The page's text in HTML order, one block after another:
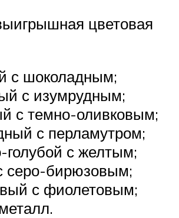
цветовая
с шоколадным;
с изумрудным;
с темно-оливковым;
с перламутром;
голубой с желтым;
серо-бирюзовым;
с фиолетовым;